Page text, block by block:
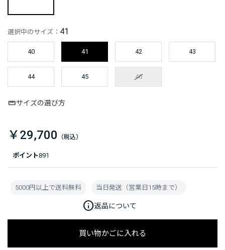
ポイント891
選択中のサイズ： 41
40 41 42 43
44 45 46
サイズの選び方
￥29,700
買い物かごに入れる
5000円以上で送料無料 当日発送（営業日15時まで）
info返品について